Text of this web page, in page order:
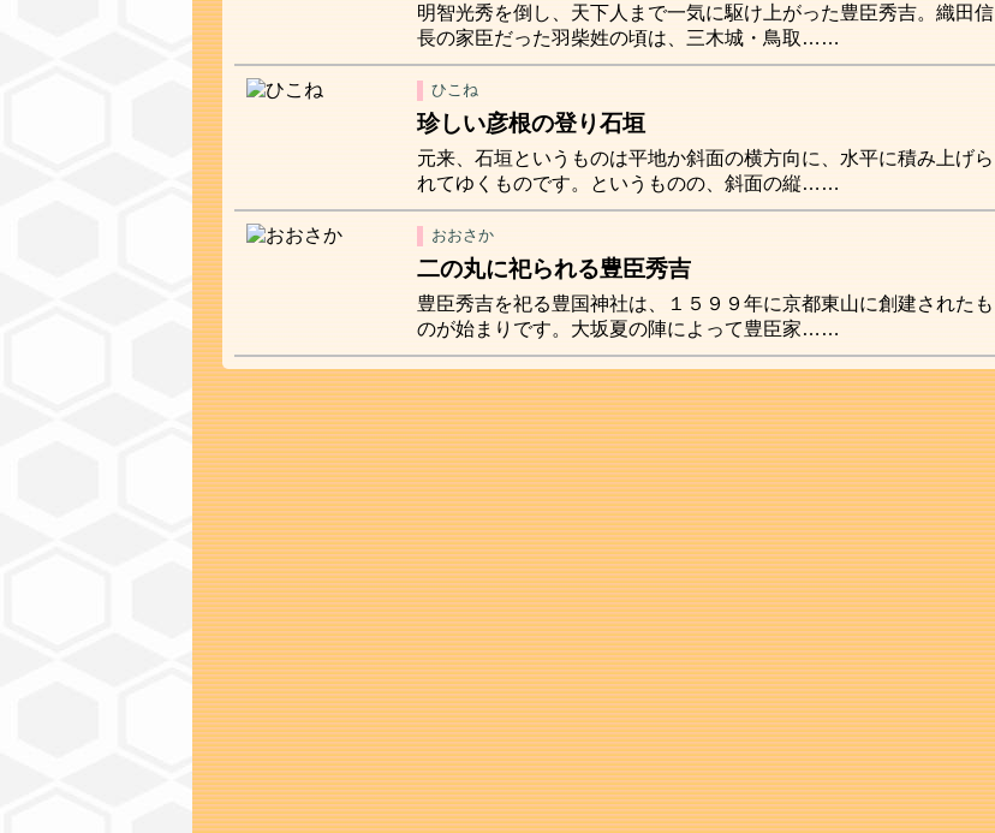
明智光秀を倒し、天下人まで一気に駆け上がった豊臣秀吉。織田信
長の家臣だった羽柴姓の頃は、三木城・鳥取……
ひこね
珍しい彦根の登り石垣
元来、石垣というものは平地か斜面の横方向に、水平に積み上げら
れてゆくものです。というものの、斜面の縦……
おおさか
二の丸に祀られる豊臣秀吉
豊臣秀吉を祀る豊国神社は、１５９９年に京都東山に創建されたも
のが始まりです。大坂夏の陣によって豊臣家……